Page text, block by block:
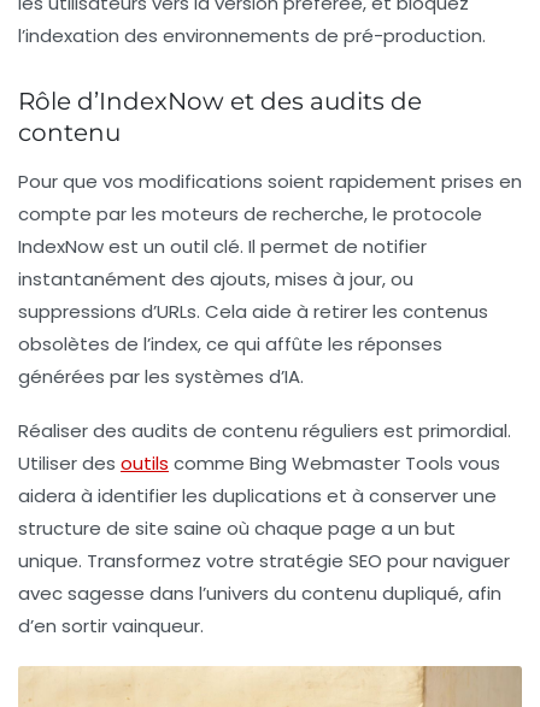
l’indexation des environnements de pré-production.
Rôle d’IndexNow et des audits de
contenu
Pour que vos modifications soient rapidement prises en
compte par les moteurs de recherche, le protocole
IndexNowest un outil clé. Il permet de notifier
instantanément des ajouts, mises à jour, ou
suppressions d’URLs. Cela aide à retirer les contenus
obsolètes de l’index, ce qui affûte les réponses
générées par les systèmes d’IA.
Réaliser des audits de contenu réguliers est primordial.
Utiliser des outils comme Bing Webmaster Tools vous
aidera à identifier les duplications et à conserver une
structure de site saine où chaque page a un but
unique. Transformez votre stratégie SEO pour naviguer
avec sagesse dans l’univers du contenu dupliqué, afin
d’en sortir vainqueur.